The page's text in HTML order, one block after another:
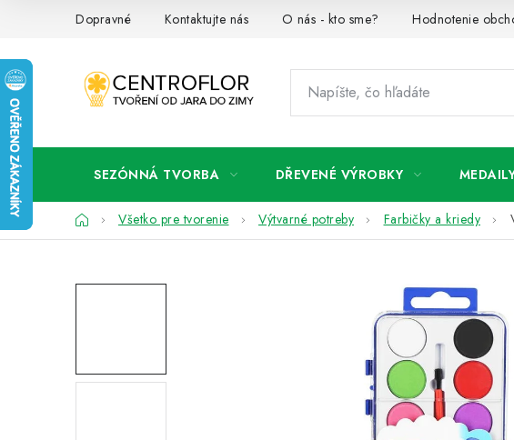
Dopravné Kontaktujte nás O nás - kto sme? Hodnotenie
SEZÓNNÁ TVORBA DŘEVENÉ VÝROBKY
DomovVšetko pre tvorenie Výtvarné potreby Farbičky a kriedy